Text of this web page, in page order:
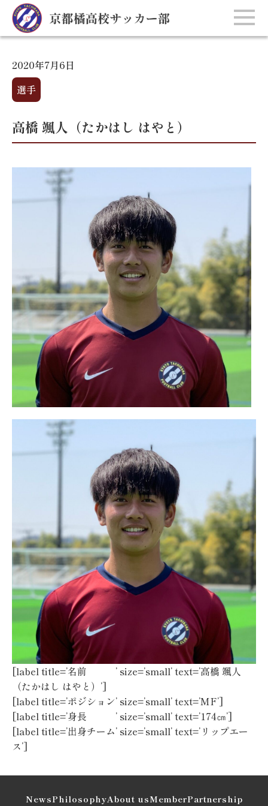
2020年7月6日
選手
高橋 颯人（たかはし はやと）
[label title=’名前 ’ size=’small’ text=’高橋 颯人
（たかはし はやと）’]
[label title=’ポジション’ size=’small’ text=’MF’]
[label title=’身長 ’ size=’small’ text=’174㎝’]
[label title=’出身チーム’ size=’small’ text=’リップエー
ス’]
NewsPhilosophyAbout usMemberPartnership